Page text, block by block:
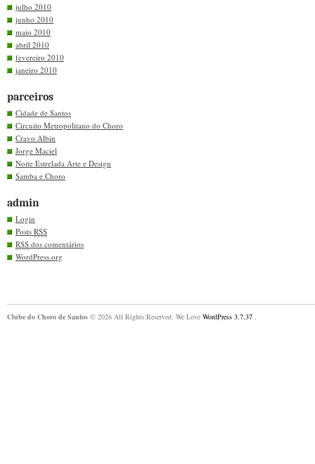
julho 2010
junho 2010
maio 2010
abril 2010
fevereiro 2010
janeiro 2010
parceiros
Cidade de Santos
Circuito Metropolitano do Choro
Cravo Albin
Jorge Maciel
Noite Estrelada Arte e Design
Samba e Choro
admin
Login
Posts RSS
RSS dos comentários
WordPress.org
Clube do Choro de Santos © 2026 All Rights Reserved. We Love WordPress 3.7.37 .